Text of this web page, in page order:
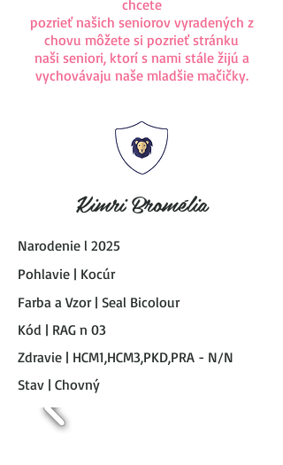
chcete
pozrieť našich seniorov vyradených z
chovu môžete si pozrieť stránku
naši seniori, ktorí s nami stále žijú a
vychovávaju naše mladšie mačičky.
Kimri Bromélia
Narodenie l 2025
Pohlavie | Kocúr
Farba a Vzor | Seal Bicolour
Kód | RAG n 03
Zdravie | HCM1,HCM3,PKD,PRA - N/N
Stav | Chovný